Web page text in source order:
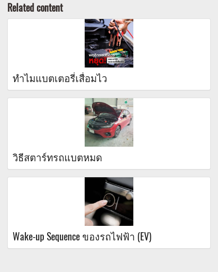
Related content
ทำไมแบตเตอรี่เสื่อมไว
วิธีสตาร์ทรถแบตหมด
Wake-up Sequence ของรถไฟฟ้า (EV)